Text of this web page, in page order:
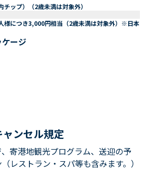
ップ）（2歳未満は対象外）
につき3,000円相当（2歳未満は対象外）※日本
ージ
ャンセル規定
寄港地観光プログラム、送迎の予
レストラン・スパ等も含みます。）